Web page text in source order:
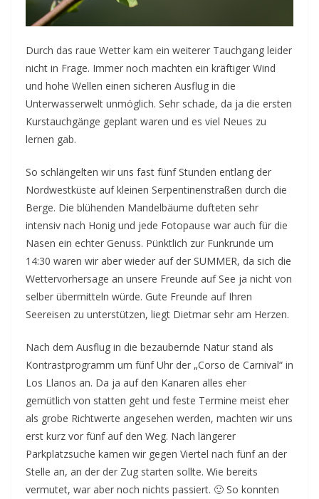
Durch das raue Wetter kam ein weiterer Tauchgang leider
nicht in Frage. Immer noch machten ein kräftiger Wind
und hohe Wellen einen sicheren Ausflug in die
Unterwasserwelt unmöglich. Sehr schade, da ja die ersten
Kurstauchgänge geplant waren und es viel Neues zu
lernen gab.
So schlängelten wir uns fast fünf Stunden entlang der
Nordwestküste auf kleinen Serpentinenstraßen durch die
Berge. Die blühenden Mandelbäume dufteten sehr
intensiv nach Honig und jede Fotopause war auch für die
Nasen ein echter Genuss. Pünktlich zur Funkrunde um
14:30 waren wir aber wieder auf der SUMMER, da sich die
Wettervorhersage an unsere Freunde auf See ja nicht von
selber übermitteln würde. Gute Freunde auf Ihren
Seereisen zu unterstützen, liegt Dietmar sehr am Herzen.
Nach dem Ausflug in die bezaubernde Natur stand als
Kontrastprogramm um fünf Uhr der „Corso de Carnival“ in
Los Llanos an. Da ja auf den Kanaren alles eher
gemütlich von statten geht und feste Termine meist eher
als grobe Richtwerte angesehen werden, machten wir uns
erst kurz vor fünf auf den Weg. Nach längerer
Parkplatzsuche kamen wir gegen Viertel nach fünf an der
Stelle an, an der der Zug starten sollte. Wie bereits
vermutet, war aber noch nichts passiert. 🙂 So konnten